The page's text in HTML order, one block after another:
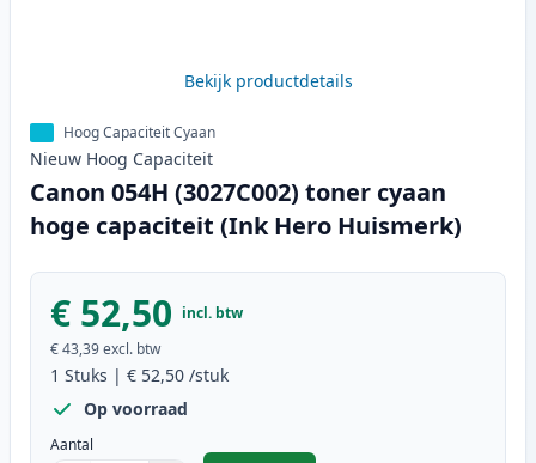
Bekijk productdetails
Hoog Capaciteit Cyaan
Nieuw Hoog Capaciteit
Canon 054H (3027C002) toner cyaan
hoge capaciteit (Ink Hero Huismerk)
€ 52,50 incl. btw
€ 43,39excl. btw
1 Stuks | € 52,50 /stuk
Op voorraad
Aantal